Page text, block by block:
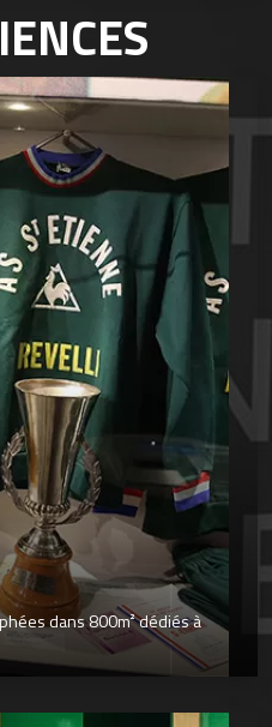
dans 800m² dédiés à